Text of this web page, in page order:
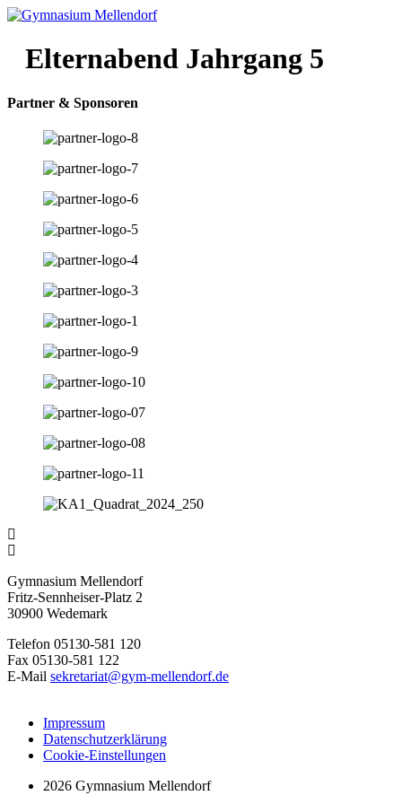
Elternabend Jahrgang 5
Partner & Sponsoren
Gymnasium Mellendorf
Fritz-Sennheiser-Platz 2
30900 Wedemark
Telefon 05130-581 120
Fax 05130-581 122
E-Mail sekretariat@gym-mellendorf.de
Impressum
Datenschutzerklärung
Cookie-Einstellungen
2026 Gymnasium Mellendorf